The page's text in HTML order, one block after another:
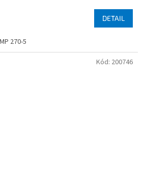
DETAIL
MP 270-5
Kód: 200746